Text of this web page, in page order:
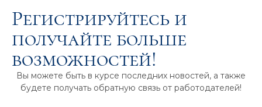
Регистрируйтесь и
получайте больше
возможностей!
Вы можете быть в курсе последних новостей, а также
будете получать обратную связь от работодателей!